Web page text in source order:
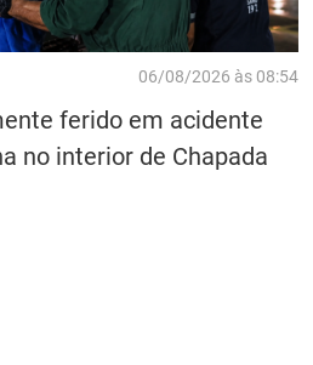
06/08/2026 às 08:54
ferido em acidente
no interior de Chapada